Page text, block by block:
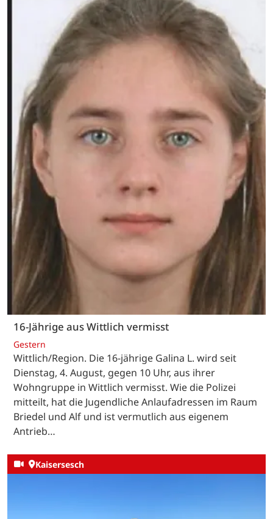
16-Jährige aus Wittlich vermisst
Gestern
Wittlich/Region. Die 16-jährige Galina L. wird seit
Dienstag, 4. August, gegen 10 Uhr, aus ihrer
Wohngruppe in Wittlich vermisst. Wie die Polizei
mitteilt, hat die Jugendliche Anlaufadressen im Raum
Briedel und Alf und ist vermutlich aus eigenem
Antrieb…
Kaisersesch